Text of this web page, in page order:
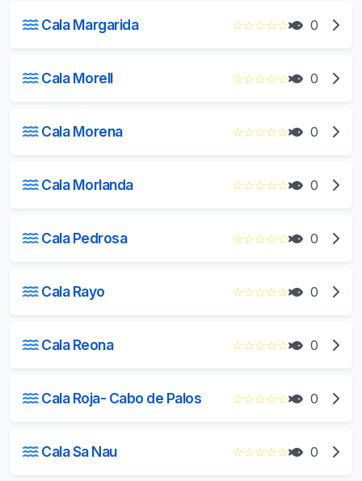
Cala Margarida ☆☆☆☆☆ 0
Cala Morell ☆☆☆☆☆ 0
Cala Morena ☆☆☆☆☆ 0
Cala Morlanda ☆☆☆☆☆ 0
Cala Pedrosa ☆☆☆☆☆ 0
Cala Rayo ☆☆☆☆☆ 0
Cala Reona ☆☆☆☆☆ 0
Cala Roja- Cabo de Palos ☆☆☆☆☆ 0
Cala Sa Nau ☆☆☆☆☆ 0